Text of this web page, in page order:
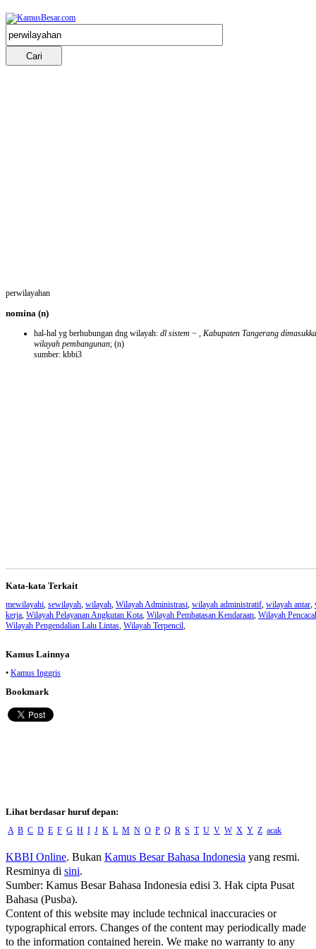
perwilayahan
nomina (n)
hal-hal yg berhubungan dng wilayah: dl sistem ~ , Kabupaten Tangerang
wilayah pembangunan; (n)
sumber: kbbi3
Kata-kata Terkait
mewilayahi sewilayah wilayah Wilayah Administrasi wilayah administratif wilayah antar
kerja Wilayah Pelayanan Angkutan Kota Wilayah Pembatasan Kendaraan Wilayah
Wilayah Pengendalian Lalu Lintas Wilayah Terpencil
Kamus Lainnya
• Kamus Inggris
Bookmark
Lihat berdasar huruf depan:
A B C D E F G H I J K L M N O P Q R S T U V W X Y Z acak
KBBI Online. Bukan Kamus Besar Bahasa Indonesia yang resmi.
Resminya di sini.
Sumber: Kamus Besar Bahasa Indonesia edisi 3. Hak cipta Pusat
Bahasa (Pusba).
Content of this website may include technical inaccuracies or
typographical errors. Changes of the content may periodically made
to the information contained herein. We make no warranty to any